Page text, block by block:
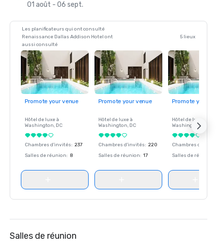
01 août - 06 sept.
Les planificateurs qui ont consulté
Renaissance Dallas Addison Hotel ont
aussi consulté
5 lieux
Promote your venue
Hôtel de luxe à
Washington, DC
Chambres d'invités: 237
Salles de réunion: 8
Promote your venue
Hôtel de luxe à
Washington, DC
Chambres d'invités: 220
Salles de réunion: 17
Promote your
Hôtel de luxe à
Washington
Chambres
Salles de réunion
Salles de réunion